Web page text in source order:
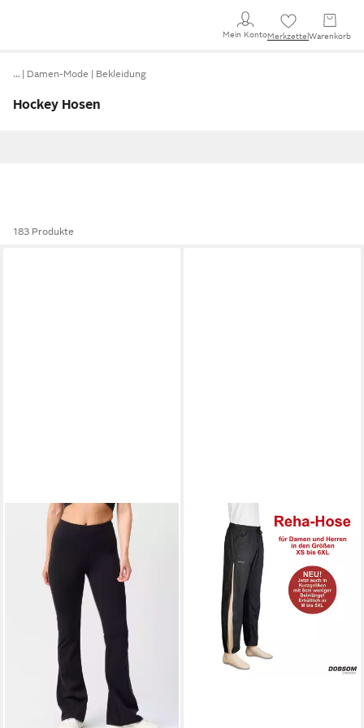
Mein KontoMerkzettel Warenkorb
… Damen-Mode Bekleidung
Hockey Hosen
183 Produkte